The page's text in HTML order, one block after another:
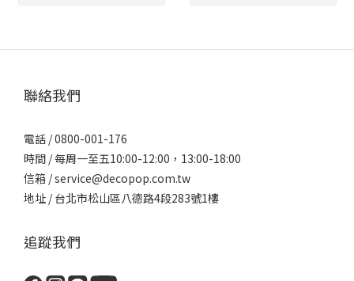
聯絡我們
電話 / 0800-001-176
時間 / 每周一至五10:00-12:00，13:00-18:00
信箱 / service@decopop.com.tw
地址 / 台北市松山區八德路4段283號1樓
追蹤我們